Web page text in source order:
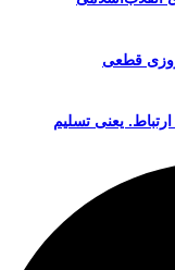
قطعی
یعنی تسلیم